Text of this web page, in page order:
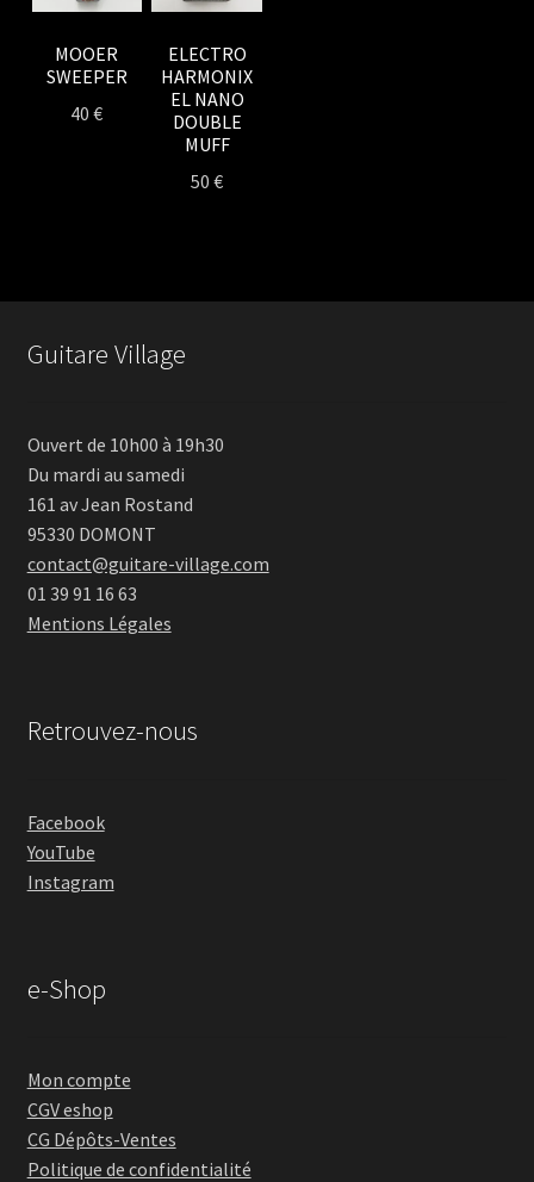
MOOER
SWEEPER
40€
ELECTRO
HARMONIX
EL NANO
DOUBLE
MUFF
50€
Guitare Village
Ouvert de 10h00 à 19h30
Du mardi au samedi
161 av Jean Rostand
95330 DOMONT
contact@guitare-village.com
01 39 91 16 63
Mentions Légales
Retrouvez-nous
Facebook
YouTube
Instagram
e-Shop
Mon compte
CGV eshop
CG Dépôts-Ventes
Politique de confidentialité